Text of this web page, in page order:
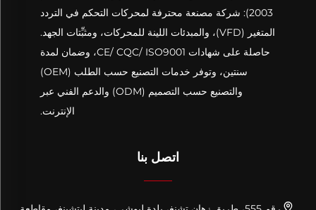
2003): شركة مصنعة محترفة لمحركات التحكم في التردد
المتغير (VFD)، والمبدئات اللينة للمحركات، ومثبِّتات الجهد.
حاصلة على شهادات CE/ CQC/ ISO9001، وضمان لمدة
سنتين، وتوفر خدمات التصنيع حسب الطلب (OEM)
والتصنيع حسب التصميم (ODM) والدعم الفني عبر
الإنترنت.
اتصل بنا